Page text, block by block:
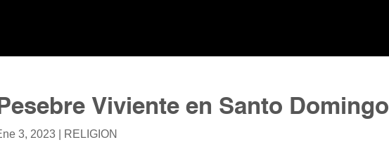
Viviente en Santo Domingo
3, 2023 RELIGION